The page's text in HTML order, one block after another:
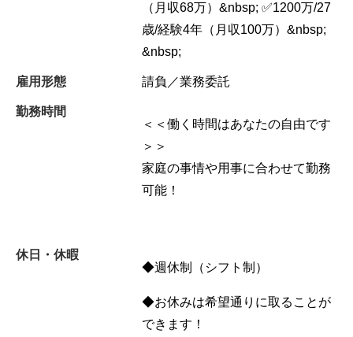
（月収68万）&nbsp; ✅1200万/27
歳/経験4年（月収100万）&nbsp;
&nbsp;
雇用形態 請負／業務委託
勤務時間
＜＜働く時間はあなたの自由です
＞＞
家庭の事情や用事に合わせて勤務
可能！
休日・休暇
◆週休制（シフト制）
◆お休みは希望通りに取ることが
できます！